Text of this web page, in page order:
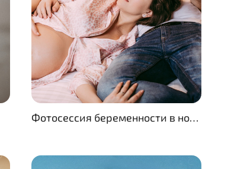
Фотосессия беременности в номере отеля Templer в Немецкой колонии в Хайфе